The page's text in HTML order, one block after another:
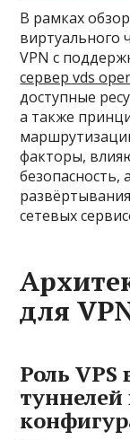
В рамках
виртуального
VPN с
сервер vds
доступные
а также
факторы,
безопасность,
сетевых
для
Роль